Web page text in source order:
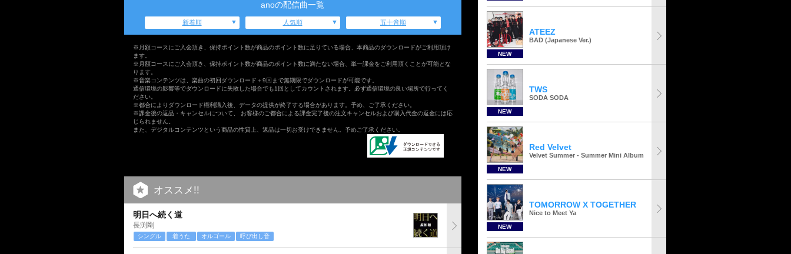
anoの配信曲一覧
新着順 人気順 五十音順
※月額コースにご入会頂き、保持ポイント数が商品のポイント数に足りている場合、本商品のダウンロードがご利用頂け
ます。
※月額コースにご入会頂き、保持ポイント数が商品のポイント数に満たない場合、単一課金をご利用頂くことが可能とな
ります。
※音楽コンテンツは、楽曲の初回ダウンロード＋9回まで無期限でダウンロードが可能です。
通信環境の影響等でダウンロードに失敗した場合でも1回としてカウントされます。必ず通信環境の良い場所で行ってく
ださい。
※都合によりダウンロード権利購入後、データの提供が終了する場合があります。予め、ご了承ください。
※課金後の返品・キャンセルについて、 お客様のご都合による課金完了後の注文キャンセルおよび購入代金の返金には応
じられません。
また、デジタルコンテンツという商品の性質上、返品は一切お受けできません。予めご了承ください。
オススメ!!
明日へ続く道
長渕剛
シングル 着うた オルゴール 呼び出し音
NEW
ATEEZ
BAD (Japanese Ver.)
NEW
TWS
SODA SODA
NEW
Red Velvet
Velvet Summer - Summer Mini Album
NEW
TOMORROW X TOGETHER
Nice to Meet Ya